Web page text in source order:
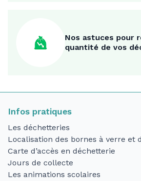
Nos astuces pour
quantité de vos
Infos pratiques
Les déchetteries
Localisation des bornes à verre et
Carte d’accès en déchetterie
Jours de collecte
Les animations scolaires